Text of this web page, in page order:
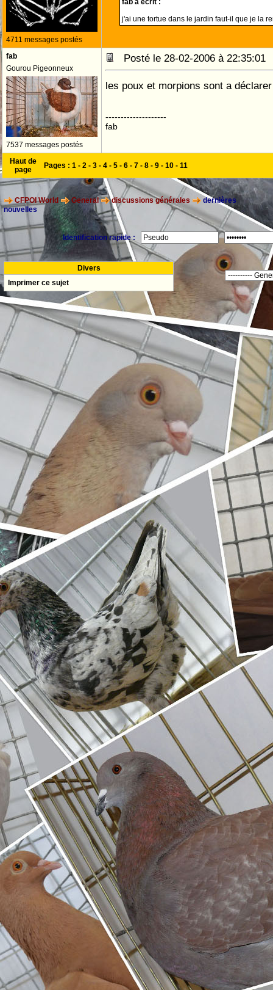
4711 messages postés
fab a écrit :
j'ai une tortue dans le jardin faut-il que je la
fab
Gourou Pigeonneux
7537 messages postés
Posté le 28-02-2006 à
les poux et morpions sont a
--------------------
fab
Haut de
page
Pages : 1 - 2 - 3 - 4 - 5 - 6 - 7 - 8 - 9 - 10 - 11
CFPOI World General discussions générales
dernières
nouvelles
Identification rapide :
Divers
Imprimer ce sujet